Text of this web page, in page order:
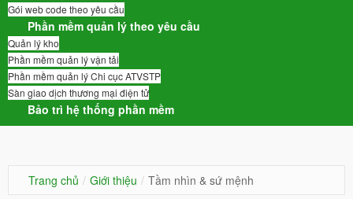
Gói web code theo yêu cầu
Phần mềm quản lý theo yêu cầu
Quản lý kho
Phần mềm quản lý vận tải
Phần mềm quản lý Chi cục ATVSTP
Sàn giao dịch thương mại điện tử
Bảo trì hệ thống phần mềm
Trang chủ / Giới thiệu / Tầm nhìn & sứ mệnh